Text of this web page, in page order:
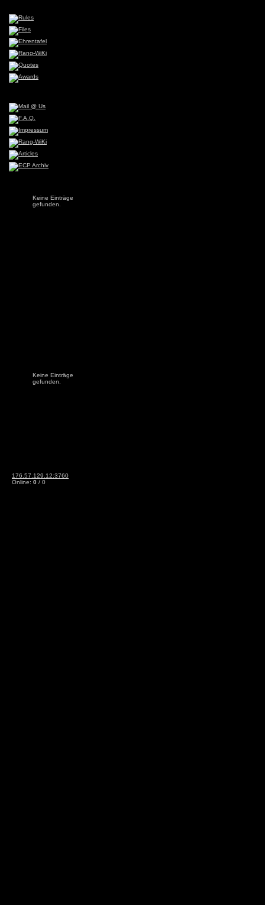
Keine Einträge
gefunden.
Keine Einträge
gefunden.
176.57.129.12:3760
Online: 0 / 0